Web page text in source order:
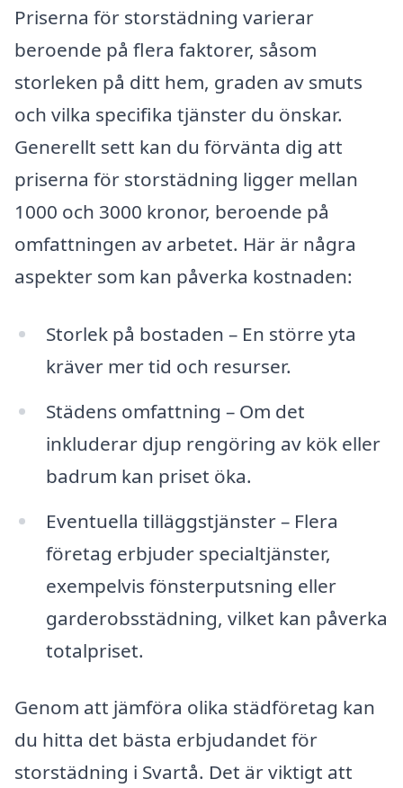
Priserna för storstädning varierar
beroende på flera faktorer, såsom
storleken på ditt hem, graden av smuts
och vilka specifika tjänster du önskar.
Generellt sett kan du förvänta dig att
priserna för storstädning ligger mellan
1000 och 3000 kronor, beroende på
omfattningen av arbetet. Här är några
aspekter som kan påverka kostnaden:
Storlek på bostaden – En större yta
kräver mer tid och resurser.
Städens omfattning – Om det
inkluderar djup rengöring av kök eller
badrum kan priset öka.
Eventuella tilläggstjänster – Flera
företag erbjuder specialtjänster,
exempelvis fönsterputsning eller
garderobsstädning, vilket kan påverka
totalpriset.
Genom att jämföra olika städföretag kan
du hitta det bästa erbjudandet för
storstädning i Svartå. Det är viktigt att